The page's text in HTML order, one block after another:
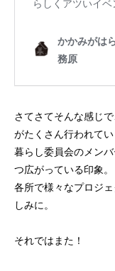
さてさてそんな感じ
がたくさん行われてい
暮らし委員会のメン
つ広がっている印象。
各所で様々なプロジ
しみに。
それではまた！